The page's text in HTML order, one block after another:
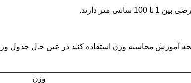
آموزش محاسبه وزن استفاده کنید در عین حال جدول
وزن